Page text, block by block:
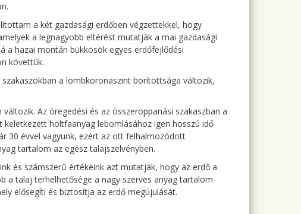
a két gazdasági erdőben végzettekkel, hogy
a legnagyobb eltérést mutatják a mai gazdasági
a hazai montán bükkösök egyes erdőfejlődési
követtük.
a lombkoronaszint borítottsága változik,
Az öregedési és az összeroppanási szakaszban a
holtfaanyag lebomlásához igen hosszú idő
30 évvel vagyunk, ezért az ott felhalmozódott
tartalom az egész talajszelvényben.
és számszerű értékeink azt mutatják, hogy az erdő a
a talaj terhelhetősége a nagy szerves anyag tartalom
elősegíti és biztosítja az erdő megújulását.